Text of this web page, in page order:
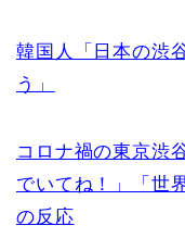
韓国人「日本の渋
う」
コロナ禍の東京渋
でいてね！」「世
の反応